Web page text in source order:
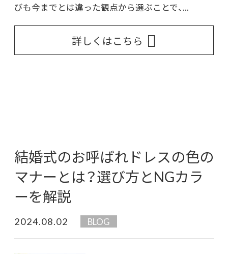
びも今までとは違った観点から選ぶことで、...
詳しくはこちら
結婚式のお呼ばれドレスの色の
マナーとは？選び方とNGカラ
ーを解説
2024.08.02 BLOG